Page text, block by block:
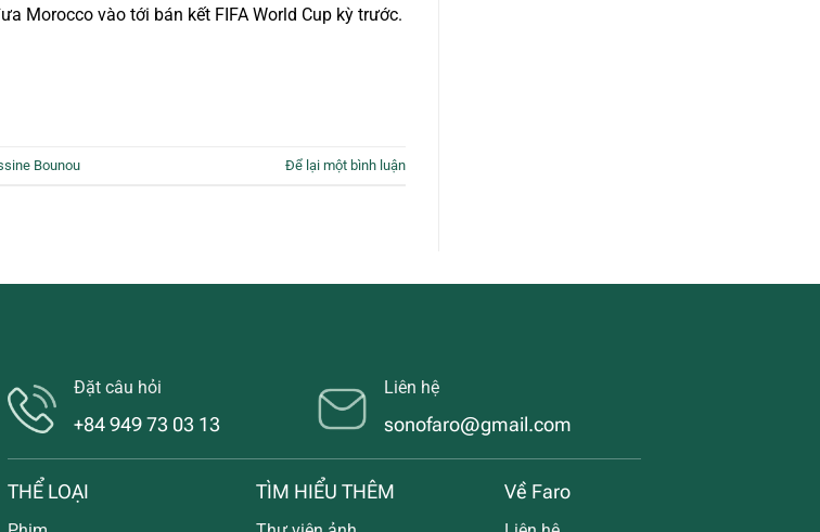
Morocco vào tới bán kết FIFA World Cup kỳ trước.
Bounou Để lại một bình luận
Đặt câu hỏi
+84 949 73 03 13
Liên hệ
sonofaro@gmail.com
THỂ LOẠI TÌM HIỂU THÊM Về Faro